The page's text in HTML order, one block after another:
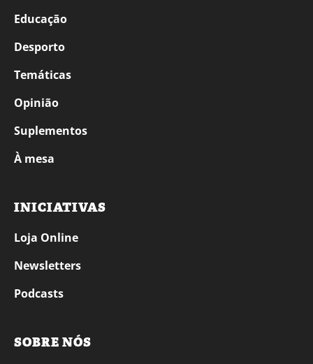
Educação
Desporto
Temáticas
Opinião
Suplementos
À mesa
INICIATIVAS
Loja Online
Newsletters
Podcasts
SOBRE NÓS